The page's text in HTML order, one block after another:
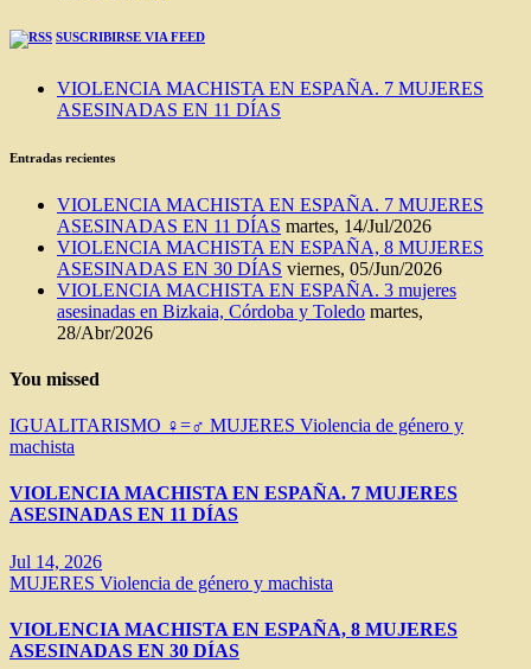
SUSCRIBIRSE VIA FEED
VIOLENCIA MACHISTA EN ESPAÑA. 7 MUJERES
ASESINADAS EN 11 DÍAS
Entradas recientes
VIOLENCIA MACHISTA EN ESPAÑA. 7 MUJERES
ASESINADAS EN 11 DÍAS martes, 14/Jul/2026
VIOLENCIA MACHISTA EN ESPAÑA, 8 MUJERES
ASESINADAS EN 30 DÍAS viernes, 05/Jun/2026
VIOLENCIA MACHISTA EN ESPAÑA. 3 mujeres
asesinadas en Bizkaia, Córdoba y Toledo martes,
28/Abr/2026
You missed
IGUALITARISMO ♀=♂ MUJERES Violencia de género y
machista
VIOLENCIA MACHISTA EN ESPAÑA. 7 MUJERES
ASESINADAS EN 11 DÍAS
Jul 14, 2026
MUJERES Violencia de género y machista
VIOLENCIA MACHISTA EN ESPAÑA, 8 MUJERES
ASESINADAS EN 30 DÍAS